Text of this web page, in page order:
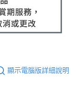
顯示電腦版詳細說明